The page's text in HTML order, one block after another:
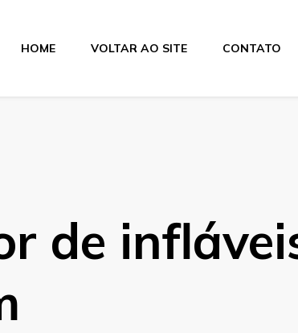
e
HOME VOLTAR AO SITE CONTATO
de